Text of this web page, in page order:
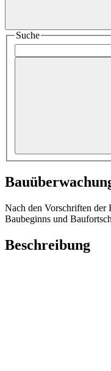
Suche
Nach den Vorschriften der
Baubeginns und
Beschreibung